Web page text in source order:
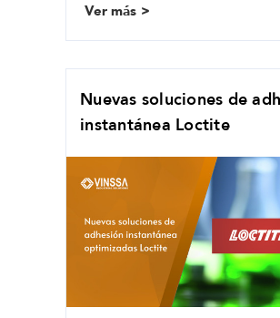
Ver más
Nuevas soluciones de
instantánea Loctite